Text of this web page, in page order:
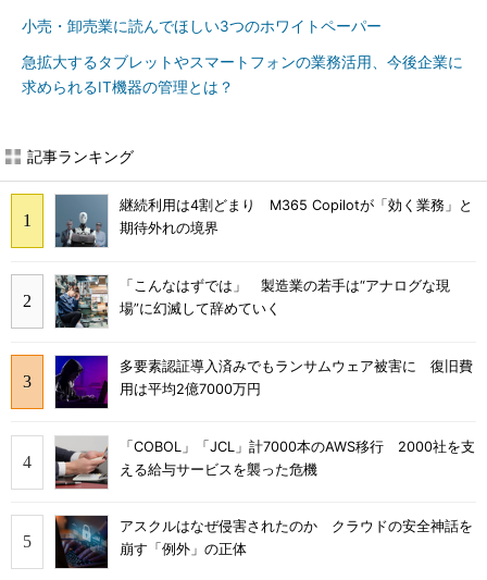
小売・卸売業に読んでほしい3つのホワイトペーパー
急拡大するタブレットやスマートフォンの業務活用、今後企業に
求められるIT機器の管理とは？
記事ランキング
継続利用は4割どまり M365 Copilotが「効く業務」と
期待外れの境界
「こんなはずでは」 製造業の若手は“アナログな現
場”に幻滅して辞めていく
多要素認証導入済みでもランサムウェア被害に 復旧費
用は平均2億7000万円
「COBOL」「JCL」計7000本のAWS移行 2000社を支
える給与サービスを襲った危機
アスクルはなぜ侵害されたのか クラウドの安全神話を
崩す「例外」の正体